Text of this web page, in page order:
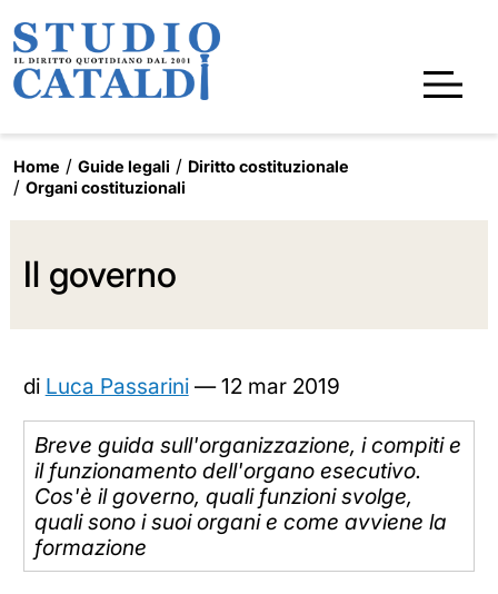
Home Guide legali
Diritto costituzionale
Organi costituzionali
Il governo
di Luca Passarini—12 mar 2019
Breve guida sull'organizzazione, i compiti e
il funzionamento dell'organo esecutivo.
Cos'è il governo, quali funzioni svolge,
quali sono i suoi organi e come avviene la
formazione